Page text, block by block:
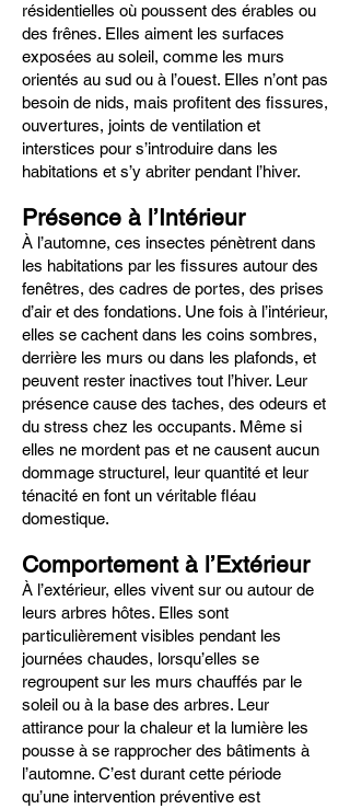
résidentielles où poussent des érables ou
des frênes. Elles aiment les surfaces
exposées au soleil, comme les murs
orientés au sud ou à l’ouest. Elles n’ont pas
besoin de nids, mais profitent des fissures,
ouvertures, joints de ventilation et
interstices pour s’introduire dans les
habitations et s’y abriter pendant l’hiver.
Présence à l’Intérieur
À l’automne, ces insectes pénètrent dans
les habitations par les fissures autour des
fenêtres, des cadres de portes, des prises
d’air et des fondations. Une fois à l’intérieur,
elles se cachent dans les coins sombres,
derrière les murs ou dans les plafonds, et
peuvent rester inactives tout l’hiver. Leur
présence cause des taches, des odeurs et
du stress chez les occupants. Même si
elles ne mordent pas et ne causent aucun
dommage structurel, leur quantité et leur
ténacité en font un véritable fléau
domestique.
Comportement à l’Extérieur
À l’extérieur, elles vivent sur ou autour de
leurs arbres hôtes. Elles sont
particulièrement visibles pendant les
journées chaudes, lorsqu’elles se
regroupent sur les murs chauffés par le
soleil ou à la base des arbres. Leur
attirance pour la chaleur et la lumière les
pousse à se rapprocher des bâtiments à
l’automne. C’est durant cette période
qu’une intervention préventive est